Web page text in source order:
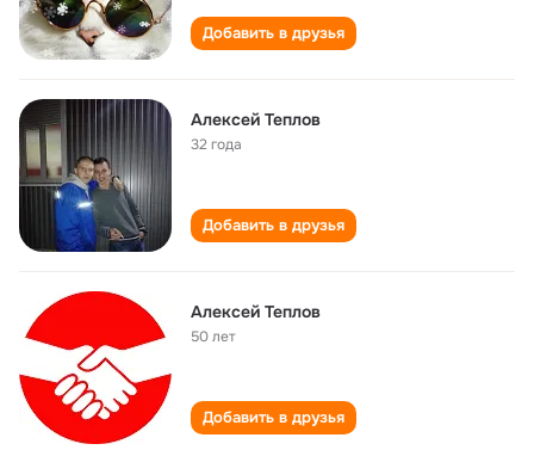
Добавить в друзья
Алексей Теплов
32 года
Добавить в друзья
Алексей Теплов
50 лет
Добавить в друзья